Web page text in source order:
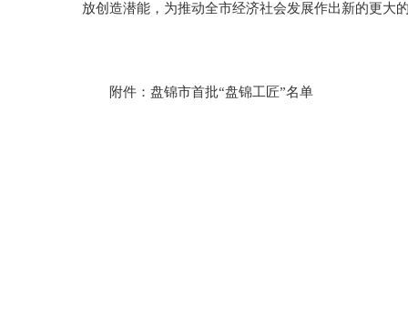
放创造潜能，为推动全市经济社会发展作出新的更大
附件：盘锦市首批“盘锦工匠”名单